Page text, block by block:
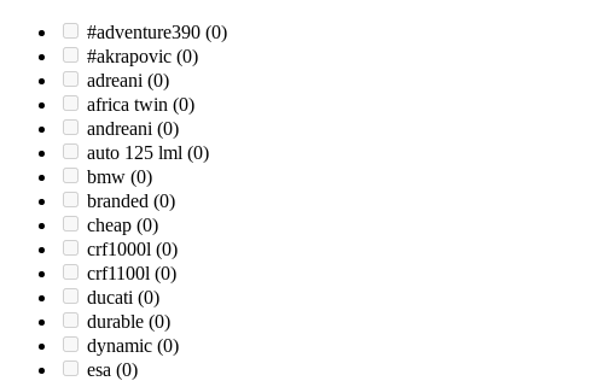
#adventure390 (0)
#akrapovic (0)
adreani (0)
africa twin (0)
andreani (0)
auto 125 lml (0)
bmw (0)
branded (0)
cheap (0)
crf1000l (0)
crf1100l (0)
ducati (0)
durable (0)
dynamic (0)
esa (0)